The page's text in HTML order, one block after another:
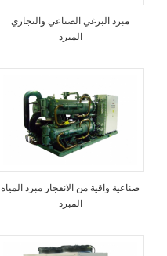
مبرد البرغي الصناعي والتجاري
المبرد
صناعية واقية من الانفجار مبرد المياه
المبرد